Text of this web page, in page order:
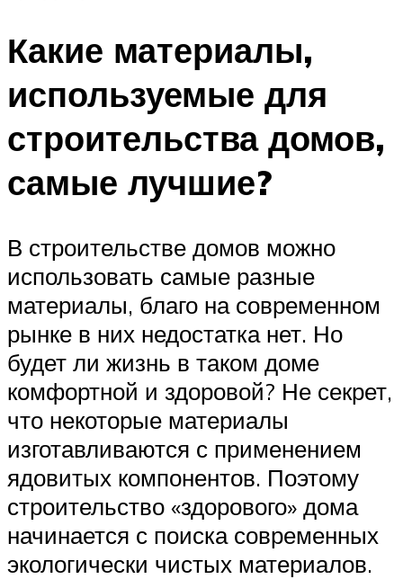
Какие материалы,
используемые для
строительства домов,
самые лучшие?
В строительстве домов можно
использовать самые разные
материалы, благо на современном
рынке в них недостатка нет. Но
будет ли жизнь в таком доме
комфортной и здоровой? Не секрет,
что некоторые материалы
изготавливаются с применением
ядовитых компонентов. Поэтому
строительство «здорового» дома
начинается с поиска современных
экологически чистых материалов.